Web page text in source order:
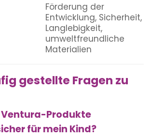
Förderung der
Entwicklung, Sicherheit,
Langlebigkeit,
umweltfreundliche
Materialien
gestellte Fragen zu
Produkte
für mein Kind?